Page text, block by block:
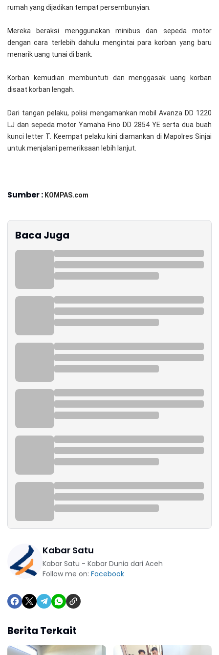
rumah yang dijadikan tempat persembunyian.
Mereka beraksi menggunakan minibus dan sepeda motor
dengan cara terlebih dahulu mengintai para korban yang baru
menarik uang tunai di bank.
Korban kemudian membuntuti dan menggasak uang korban
disaat korban lengah.
Dari tangan pelaku, polisi mengamankan mobil Avanza DD 1220
LJ dan sepeda motor Yamaha Fino DD 2854 YE serta dua buah
kunci letter T. Keempat pelaku kini diamankan di Mapolres Sinjai
untuk menjalani pemeriksaan lebih lanjut.
Sumber : KOMPAS.com
Baca Juga
Kabar Satu
Kabar Satu - Kabar Dunia dari Aceh
Follow me on: Facebook
Berita Terkait